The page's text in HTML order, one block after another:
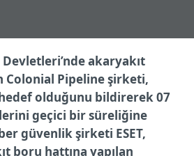
akaryakıt
Colonial Pipeline şirketi,
hedef olduğunu bildirerek 07
geçici bir süreliğine
güvenlik şirketi ESET,
boru hattına yapılan